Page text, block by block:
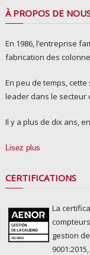
À PROPOS DE
En 1986, l’entreprise
fabrication des
En peu de temps,
leader dans le secteur
Il y a plus de dix ans,
Lisez plus
CERTIFICATIONS
La
gestion